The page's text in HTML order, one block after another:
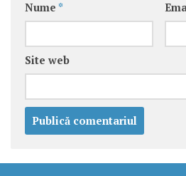
Nume *
Site web